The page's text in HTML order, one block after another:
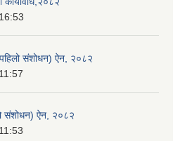
संशोधन) ऐन, २०८२
संशोधन) ऐन, २०८२